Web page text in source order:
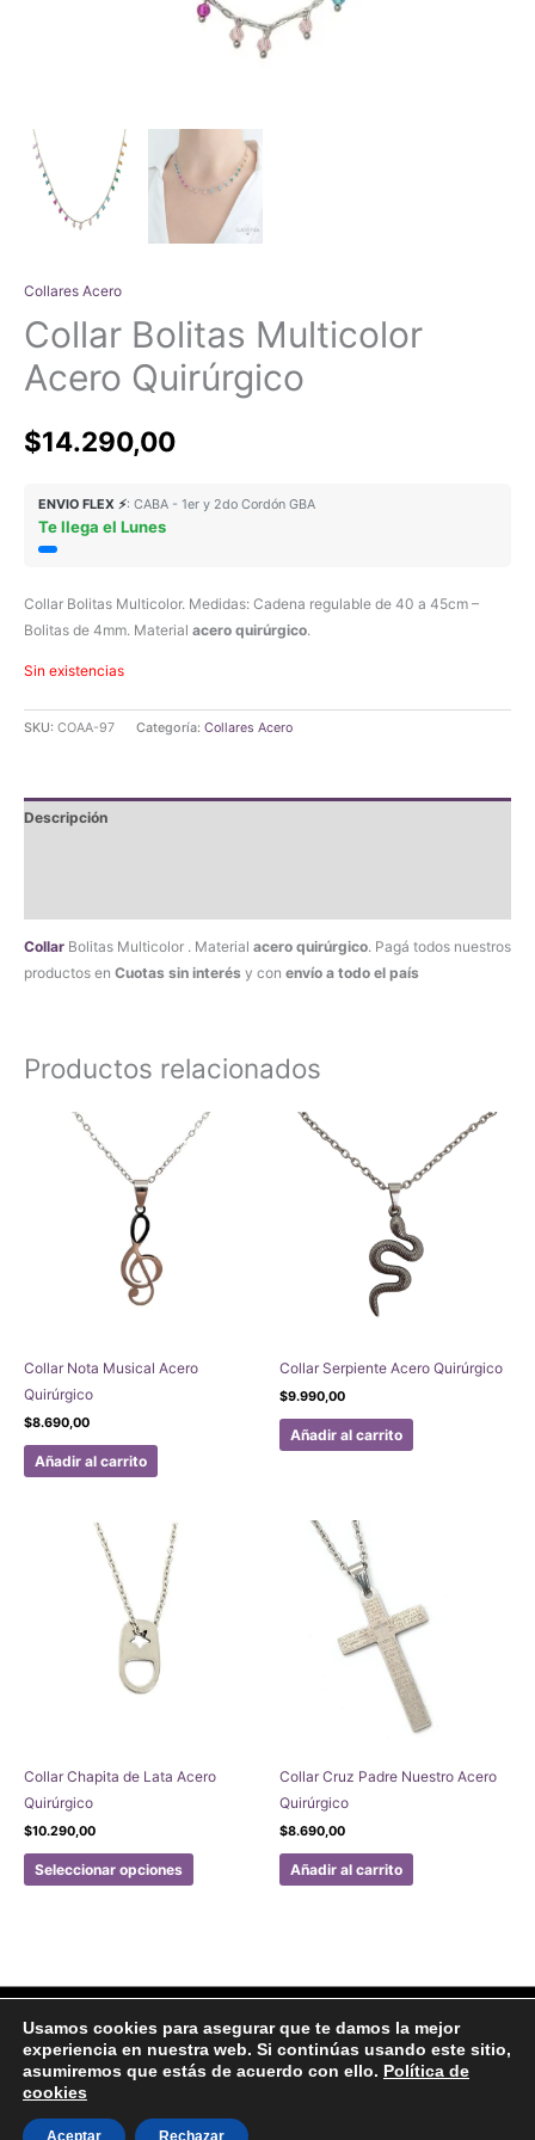
Collares Acero
Collar Bolitas Multicolor
Acero Quirúrgico
$14.290,00
ENVIO FLEX ⚡: CABA - 1er y 2do Cordón GBA
Te llega el Lunes
Collar Bolitas Multicolor. Medidas: Cadena regulable de 40 a 45cm –
Bolitas de 4mm. Material acero quirúrgico.
Sin existencias
SKU: COAA-97 Categoría: Collares Acero
Descripción
Collar Bolitas Multicolor . Material acero quirúrgico. Pagá todos nuestros
productos en Cuotas sin interés y con envío a todo el país
Productos relacionados
Collar Nota Musical Acero
Quirúrgico
$8.690,00
Añadir al carrito
Collar Serpiente Acero Quirúrgico
$9.990,00
Añadir al carrito
Collar Chapita de Lata Acero
Quirúrgico
$10.290,00
Seleccionar opciones
Este
producto
Las
pueden
en
Collar Cruz Padre Nuestro Acero
Quirúrgico
$8.690,00
Añadir al carrito
Facebook Instagram
Aviso legal Politicas de Privacidad
Politica de Cookies
Copyright © 2020 Joyas Gabena
Usamos cookies para asegurar que te damos la mejor
experiencia en nuestra web. Si continúas usando este sitio,
asumiremos que estás de acuerdo con ello. Política de
cookies
Aceptar Rechazar